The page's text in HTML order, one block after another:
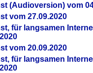
(Audioversion) vom
vom 27.09.2020
für langsamen
vom 20.09.2020
für langsamen